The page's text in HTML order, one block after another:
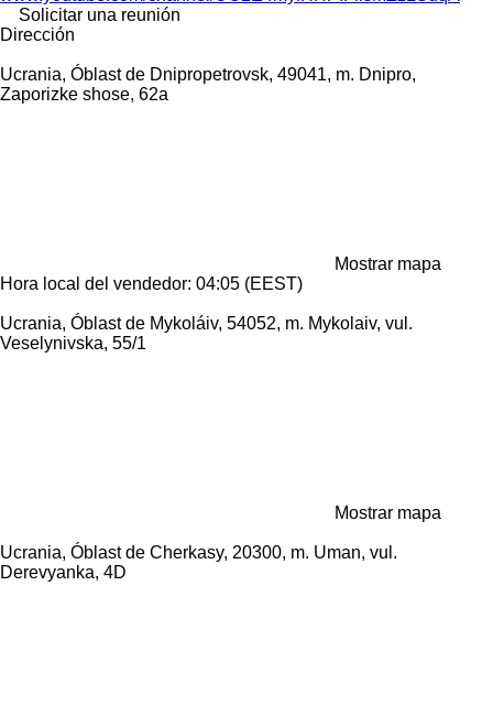
Solicitar una reunión
Dirección
Ucrania, Óblast de Dnipropetrovsk, 49041, m. Dnipro,
Zaporizke shose, 62a
Mostrar mapa
Hora local del vendedor: 04:05 (EEST)
Ucrania, Óblast de Mykoláiv, 54052, m. Mykolaiv, vul.
Veselynivska, 55/1
Mostrar mapa
Ucrania, Óblast de Cherkasy, 20300, m. Uman, vul.
Derevyanka, 4D